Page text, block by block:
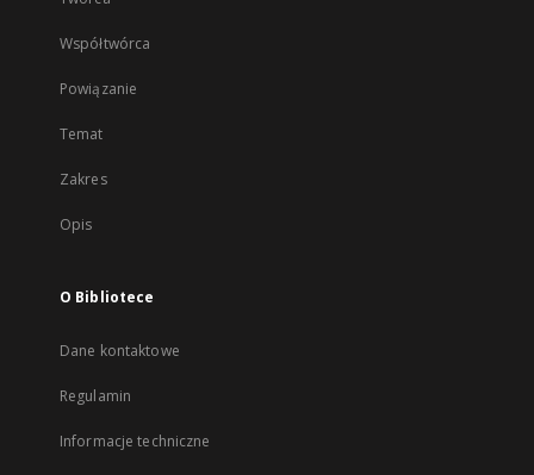
Współtwórca
Powiązanie
Temat
Zakres
Opis
O Bibliotece
Dane kontaktowe
Regulamin
Informacje techniczne